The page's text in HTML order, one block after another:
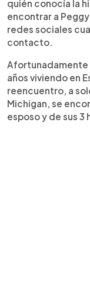
quién conocía la
encontrar a
redes sociales
contacto.
Afortunadamente
años viviendo en
reencuentro, a
Michigan, se
esposo y de sus 3